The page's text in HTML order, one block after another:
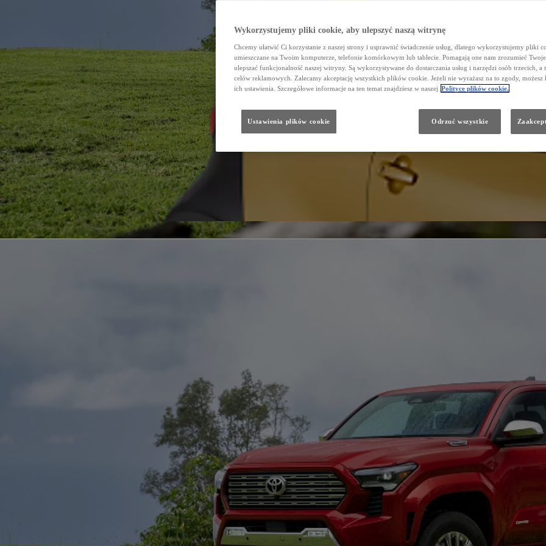
Wykorzystujemy pliki cookie, aby ulepszyć naszą witrynę
Chcemy ułatwić Ci korzystanie z naszej strony i usprawnić świadczenie usług, dlatego wykorzystujemy pliki
umieszczane na Twoim komputerze, telefonie komórkowym lub tablecie. Pomagają one nam zrozumieć
ulepszać funkcjonalność naszej witryny. Są wykorzystywane do dostarczania usług i narzędzi osób trzecich, a
celów reklamowych. Zalecamy akceptację wszystkich plików cookie. Jeżeli nie wyrażasz na to zgody, możesz
ich ustawienia. Szczegółowe informacje na ten temat znajdziesz w naszej Polityce plików cookie.
Ustawienia plików cookie Odrzuć wszystkie